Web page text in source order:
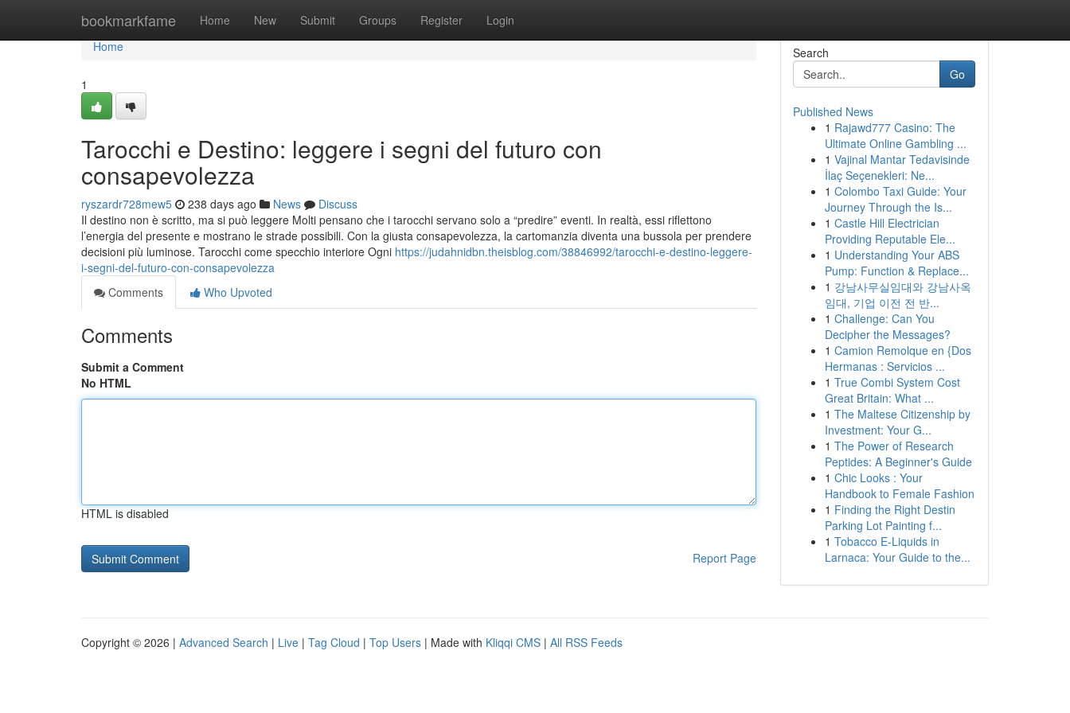
bookmarkfame Home New Submit Groups Register Login
Home
Home
1
Tarocchi e Destino: leggere i segni del futuro con
consapevolezza
ryszardr728mew5 238 days ago News
Discuss
Il destino non è scritto, ma si può leggere Molti pensano che i tarocchi servano solo a “predire” eventi. In realtà, essi riflettono
l’energia del presente e mostrano le strade possibili. Con la giusta consapevolezza, la cartomanzia diventa una bussola per prendere
decisioni più luminose. Tarocchi come specchio interiore Ogni https://judahnidbn.theisblog.com/38846992/tarocchi-e-destino-leggere-
i-segni-del-futuro-con-consapevolezza
Comments
Who Upvoted
Comments
Submit a Comment
No HTML
HTML is disabled
Report Page
Search
Go
Published News
1 Rajawd777 Casino: The
Ultimate Online Gambling ...
1 Vajinal Mantar Tedavisinde
İlaç Seçenekleri: Ne...
1 Colombo Taxi Guide: Your
Journey Through the Is...
1 Castle Hill Electrician
Providing Reputable Ele...
1 Understanding Your ABS
Pump: Function & Replace...
1 강남사무실임대와 강남사옥
임대, 기업 이전 전 반...
1 Challenge: Can You
Decipher the Messages?
1 Camion Remolque en {Dos
Hermanas : Servicios ...
1 True Combi System Cost
Great Britain: What ...
1 The Maltese Citizenship by
Investment: Your G...
1 The Power of Research
Peptides: A Beginner's Guide
1 Chic Looks : Your
Handbook to Female Fashion
1 Finding the Right Destin
Parking Lot Painting f...
1 Tobacco E-Liquids in
Larnaca: Your Guide to the...
Copyright © 2026 | Advanced Search | Live | Tag Cloud | Top Users | Made with Kliqqi CMS | All RSS Feeds